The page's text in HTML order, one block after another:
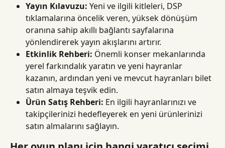
Yayın Kılavuzu: Yeni ve ilgili kitleleri, DSP
tıklamalarına öncelik veren, yüksek dönüşüm
oranına sahip akıllı bağlantı sayfalarına
yönlendirerek yayın akışlarını artırır.
Etkinlik Rehberi: Önemli konser mekanlarında
yerel farkındalık yaratın ve yeni hayranlar
kazanın, ardından yeni ve mevcut hayranları bilet
satın almaya teşvik edin.
Ürün Satış Rehberi: En ilgili hayranlarınızı ve
takipçilerinizi hedefleyerek en yeni ürünlerinizi
satın almalarını sağlayın.